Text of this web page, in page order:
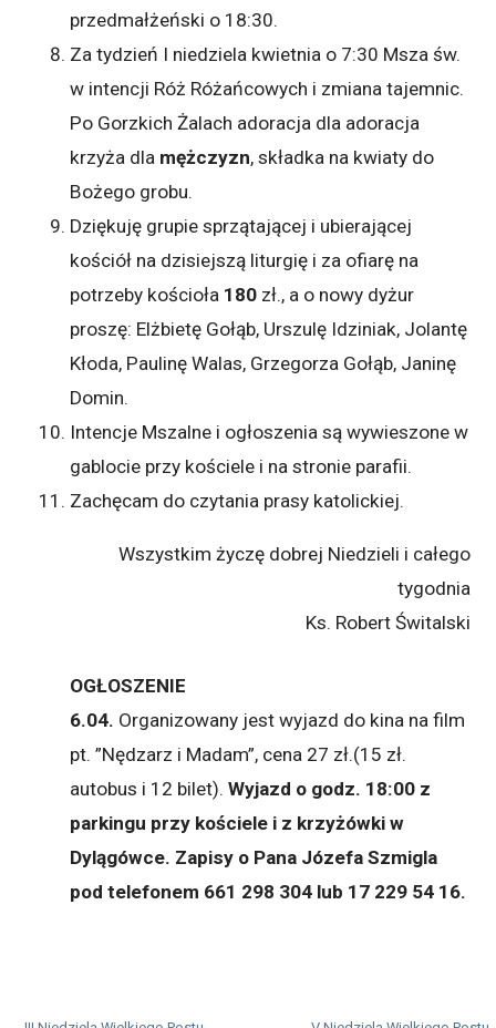
przedmałżeński o 18:30.
Za tydzień I niedziela kwietnia o 7:30 Msza św.
w intencji Róż Różańcowych i zmiana tajemnic.
Po Gorzkich Żalach adoracja dla adoracja
krzyża dla mężczyzn, składka na kwiaty do
Bożego grobu.
Dziękuję grupie sprzątającej i ubierającej
kościół na dzisiejszą liturgię i za ofiarę na
potrzeby kościoła 180 zł., a o nowy dyżur
proszę: Elżbietę Gołąb, Urszulę Idziniak, Jolantę
Kłoda, Paulinę Walas, Grzegorza Gołąb, Janinę
Domin.
Intencje Mszalne i ogłoszenia są wywieszone w
gablocie przy kościele i na stronie parafii.
Zachęcam do czytania prasy katolickiej.
Wszystkim życzę dobrej Niedzieli i całego
tygodnia
Ks. Robert Świtalski
OGŁOSZENIE
6.04. Organizowany jest wyjazd do kina na film
pt. ”Nędzarz i Madam”, cena 27 zł.(15 zł.
autobus i 12 bilet).Wyjazd o godz. 18:00 z
parkingu przy kościele i z krzyżówki w
Dylągówce. Zapisy o Pana Józefa Szmigla
pod telefonem 661 298 304 lub 17 229 54 16.